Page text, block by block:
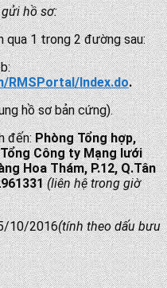
hồ sơ:
qua 1 trong 2 đường sau:
RMSPortal/Index.do.
hồ sơ bản cứng).
đến: Phòng Tổng hợp,
Công ty Mạng lưới
Hoa Thám, P.12, Q.Tân
(liên hệ trong giờ
10/2016(tính theo dấu bưu